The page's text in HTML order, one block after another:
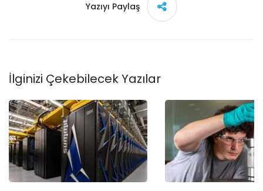
Yazıyı Paylaş
İlginizi Çekebilecek Yazılar